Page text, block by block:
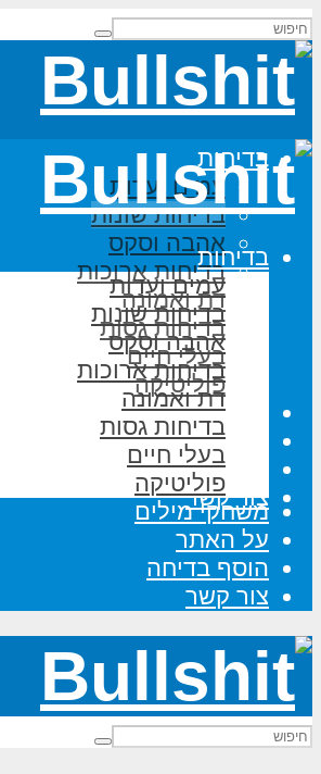
בדיחות
עמים ועדות
בדיחות שונות
אהבה וסקס
בדיחות ארוכות
דת ואמונה
בדיחות גסות
בעלי חיים
פוליטיקה
משחקי מילים
על האתר
הוסף בדיחה
צור קשר
בדיחות
עמים ועדות
בדיחות שונות
אהבה וסקס
בדיחות ארוכות
דת ואמונה
בדיחות גסות
בעלי חיים
פוליטיקה
משחקי מילים
על האתר
הוסף בדיחה
צור קשר